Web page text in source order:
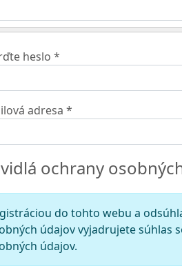
heslo *
adresa *
ochrany
do tohto webu a
údajov vyjadrujete súhlas
údajov.